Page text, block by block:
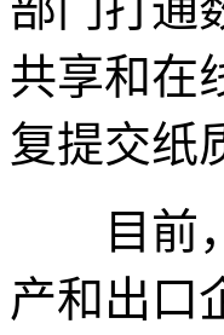
共享和在
复提交纸
目前，
产和出口